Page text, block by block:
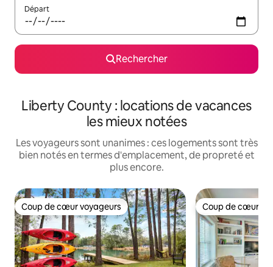
Départ
Rechercher
Liberty County : locations de vacances
les mieux notées
Les voyageurs sont unanimes : ces logements sont très
bien notés en termes d'emplacement, de propreté et
plus encore.
Coup de cœur voyageurs
Coup de cœur voyageurs Coup de cœur
Coup de cœur